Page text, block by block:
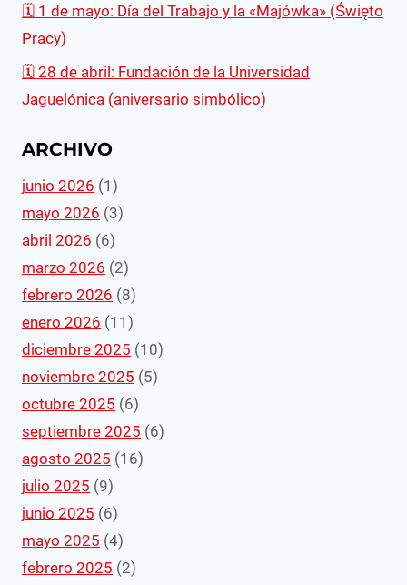
🗓 1 de mayo: Día del Trabajo y la «Majówka» (Święto
Pracy)
🗓️ 28 de abril: Fundación de la Universidad
Jaguelónica (aniversario simbólico)
ARCHIVO
junio 2026 (1)
mayo 2026 (3)
abril 2026 (6)
marzo 2026 (2)
febrero 2026 (8)
enero 2026 (11)
diciembre 2025 (10)
noviembre 2025 (5)
octubre 2025 (6)
septiembre 2025 (6)
agosto 2025 (16)
julio 2025 (9)
junio 2025 (6)
mayo 2025 (4)
febrero 2025 (2)